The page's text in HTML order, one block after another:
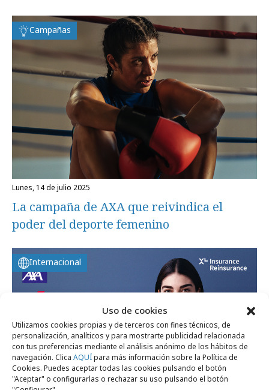
Uso de cookies
Utilizamos cookies propias y de terceros con fines técnicos, de
personalización, analíticos y para mostrarte publicidad relacionada
con tus preferencias mediante el análisis anónimo de los hábitos de
navegación. Clica AQUÍpara más información sobre la Política de
Cookies. Puedes aceptar todas las cookies pulsando el botón
"Aceptar" o configurarlas o rechazar su uso pulsando el botón
Campañas
lunes, 14 de julio 2025
La campaña de AXA que reivindica el
poder del deporte femenino
Internacional